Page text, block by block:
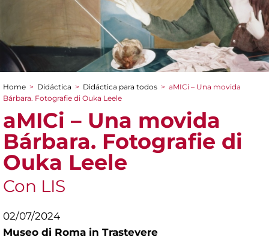
You are here
Home > Didáctica > Didáctica para todos > aMICi – Una movida
Bárbara. Fotografie di Ouka Leele
aMICi – Una movida
Bárbara. Fotografie di
Ouka Leele
Con LIS
02/07/2024
Museo di Roma in Trastevere